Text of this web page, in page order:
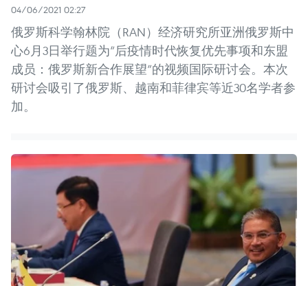
04/06/2021 02:27
俄罗斯科学翰林院（RAN）经济研究所亚洲俄罗斯中
心6月3日举行题为“后疫情时代恢复优先事项和东盟
成员：俄罗斯新合作展望”的视频国际研讨会。本次
研讨会吸引了俄罗斯、越南和菲律宾等近30名学者参
加。